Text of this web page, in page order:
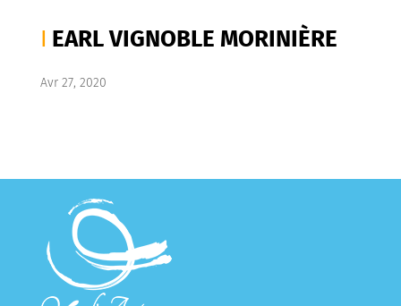
EARL VIGNOBLE MORINIÈRE
Avr 27, 2020